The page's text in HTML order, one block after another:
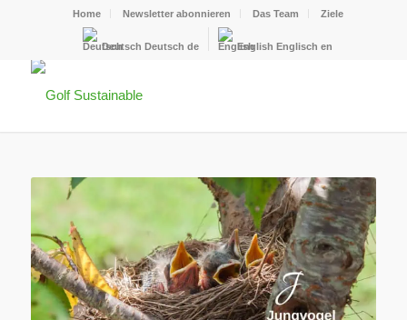
Home Newsletter abonnieren Das Team Ziele
Deutsch Deutsch de English Englisch en